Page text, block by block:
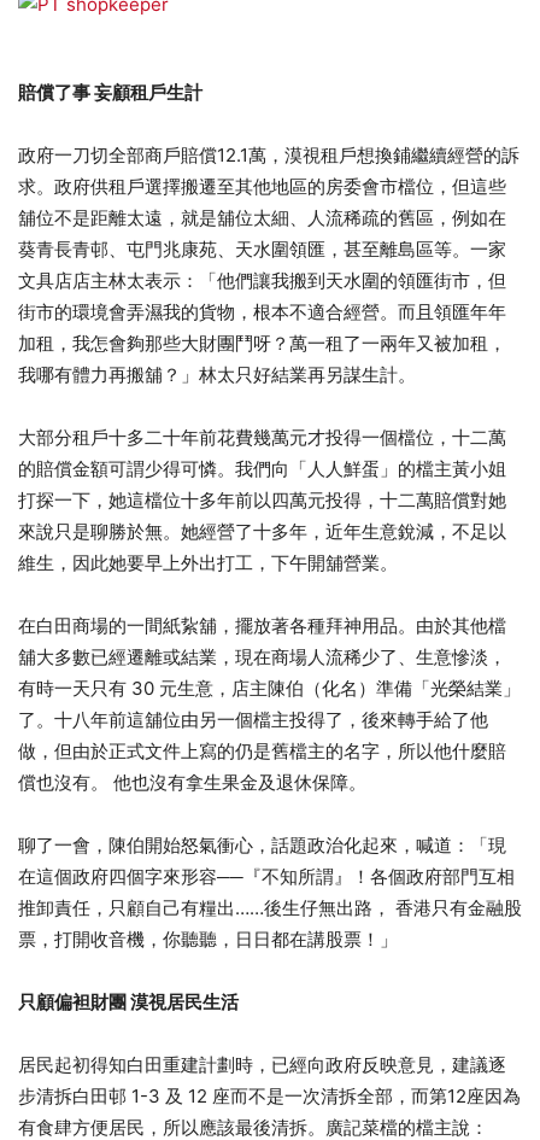
賠償了事 妄顧租戶生計
政府一刀切全部商戶賠償12.1萬，漠視租戶想換鋪繼續經營的訴
求。政府供租戶選擇搬遷至其他地區的房委會市檔位，但這些
舖位不是距離太遠，就是舖位太細、人流稀疏的舊區，例如在
葵青長青邨、屯門兆康苑、天水圍領匯，甚至離島區等。一家
文具店店主林太表示：「他們讓我搬到天水圍的領匯街市，但
街市的環境會弄濕我的貨物，根本不適合經營。而且領匯年年
加租，我怎會夠那些大財團鬥呀？萬一租了一兩年又被加租，
我哪有體力再搬舖？」林太只好結業再另謀生計。
大部分租戶十多二十年前花費幾萬元才投得一個檔位，十二萬
的賠償金額可謂少得可憐。我們向「人人鮮蛋」的檔主黃小姐
打探一下，她這檔位十多年前以四萬元投得，十二萬賠償對她
來說只是聊勝於無。她經營了十多年，近年生意銳減，不足以
維生，因此她要早上外出打工，下午開舖營業。
在白田商場的一間紙紥舖，擺放著各種拜神用品。由於其他檔
舖大多數已經遷離或結業，現在商場人流稀少了、生意慘淡，
有時一天只有 30 元生意，店主陳伯（化名）準備「光榮結業」
了。十八年前這舖位由另一個檔主投得了，後來轉手給了他
做，但由於正式文件上寫的仍是舊檔主的名字，所以他什麼賠
償也沒有。 他也沒有拿生果金及退休保障。
聊了一會，陳伯開始怒氣衝心，話題政治化起來，喊道：「現
在這個政府四個字來形容──『不知所謂』！各個政府部門互相
推卸責任，只顧自己有糧出……後生仔無出路， 香港只有金融股
票，打開收音機，你聽聽，日日都在講股票！」
只顧偏袒財團 漠視居民生活
居民起初得知白田重建計劃時，已經向政府反映意見，建議逐
步清拆白田邨 1-3 及 12 座而不是一次清拆全部，而第12座因為
有食肆方便居民，所以應該最後清拆。廣記菜檔的檔主說：